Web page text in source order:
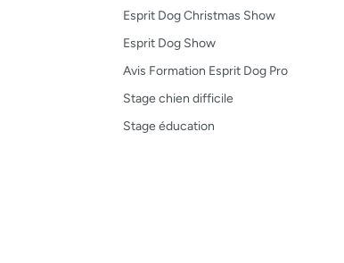
Esprit Dog Christmas Show
Esprit Dog Show
Avis Formation Esprit Dog Pro
Stage chien difficile
Stage éducation